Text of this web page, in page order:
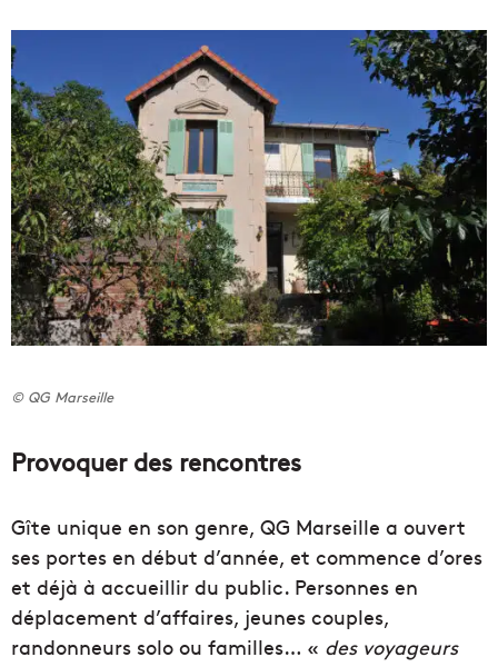
© QG Marseille
Provoquer des rencontres
Gîte unique en son genre, QG Marseille a ouvert
ses portes en début d’année, et commence d’ores
et déjà à accueillir du public. Personnes en
déplacement d’affaires, jeunes couples,
randonneurs solo ou familles… « des voyageurs